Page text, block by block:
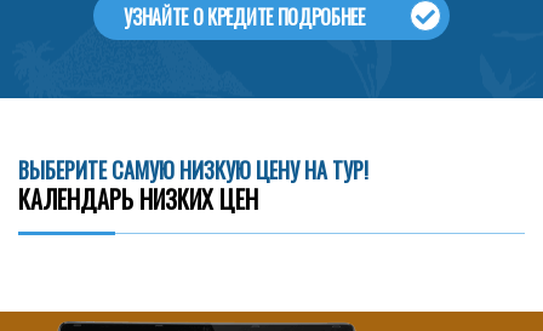
УЗНАЙТЕ О КРЕДИТЕ ПОДРОБНЕЕ
ВЫБЕРИТЕ САМУЮ НИЗКУЮ ЦЕНУ НА ТУР!
КАЛЕНДАРЬ НИЗКИХ ЦЕН